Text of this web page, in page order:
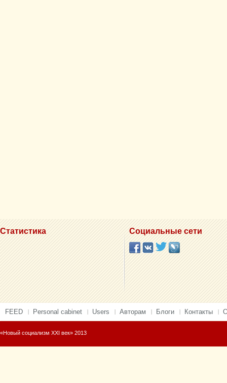
Статистика Социальные сети
FEED Personal cabinet Users Авторам Блоги Контакты
«Новый социализм XXI век» 2013